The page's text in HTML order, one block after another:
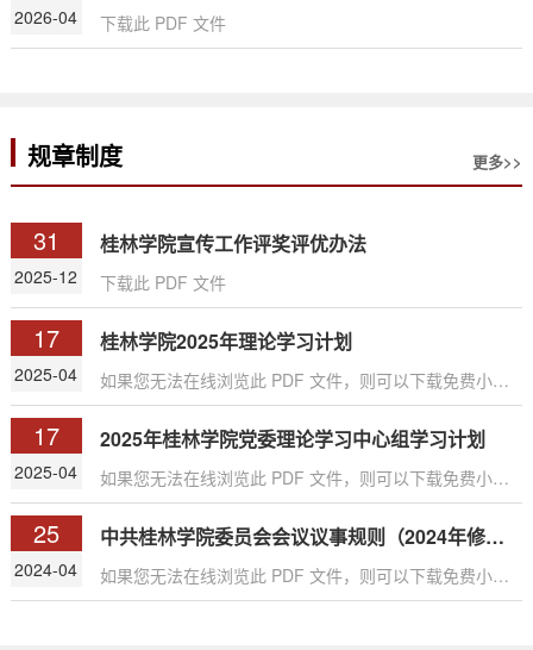
升师生语言文字应用能力与影视创作水平，推动桂学文化
传承与校园文化建设，宣传统战部、校语言文字工作委员
2026-04 下载此 PDF 文件
规章制度 更多>>
31
2025-12
桂林学院宣传工作评奖评优办法
下载此 PDF 文件
17
2025-04
桂林学院2025年理论学习计划
如果您无法在线浏览此 PDF 文件，则可以下载免费小巧
的 福昕(Foxit) PDF 阅读器,安装后即可在线浏览 或下载
免费的 Adobe Reader PDF 阅读器,安装后即可在线浏览
17
2025-04
2025年桂林学院党委理论学习中心组学习计划
如果您无法在线浏览此 PDF 文件，则可以下载免费小巧
的 福昕(Foxit) PDF 阅读器,安装后即可在线浏览 或下载
免费的 Adobe Reader PDF 阅读器,安装后即可在线浏览
25
2024-04
中共桂林学院委员会会议议事规则（2024年修订稿）
​如果您无法在线浏览此 PDF 文件，则可以下载免费小巧
的 福昕(Foxit) PDF 阅读器,安装后即可在线浏览 或下载